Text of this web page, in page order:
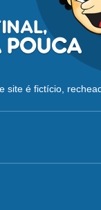
site é fictício,